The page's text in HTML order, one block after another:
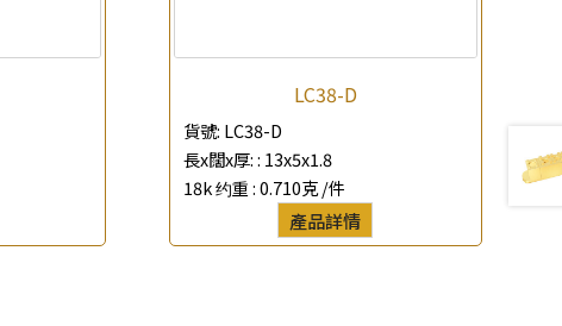
LC38-D
貨號: LC38-D
長x闊x厚: : 13x5x1.8
18k 约重 :0.710克 /件
產品詳情